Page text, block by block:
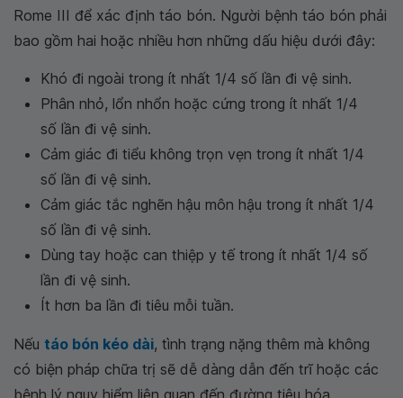
Rome III để xác định táo bón. Người bệnh táo bón phải
bao gồm hai hoặc nhiều hơn những dấu hiệu dưới đây:
Khó đi ngoài trong ít nhất 1/4 số lần đi vệ sinh.
Phân nhỏ, lổn nhổn hoặc cứng trong ít nhất 1/4
số lần đi vệ sinh.
Cảm giác đi tiểu không trọn vẹn trong ít nhất 1/4
số lần đi vệ sinh.
Cảm giác tắc nghẽn hậu môn hậu trong ít nhất 1/4
số lần đi vệ sinh.
Dùng tay hoặc can thiệp y tế trong ít nhất 1/4 số
lần đi vệ sinh.
Ít hơn ba lần đi tiêu mỗi tuần.
Nếu táo bón kéo dài, tình trạng nặng thêm mà không
có biện pháp chữa trị sẽ dễ dàng dẫn đến trĩ hoặc các
bệnh lý nguy hiểm liên quan đến đường tiêu hóa.